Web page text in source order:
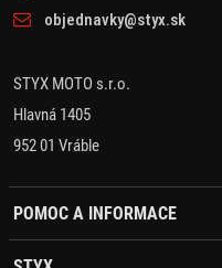
objednavky@styx.sk
STYX MOTO s.r.o.
Hlavná 1405
952 01 Vráble
POMOC A INFORMACE